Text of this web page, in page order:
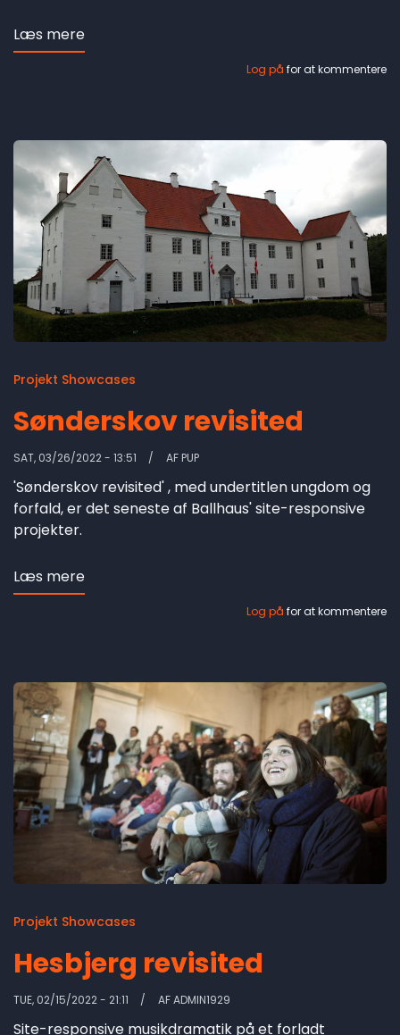
Læs mere
Log på for at kommentere
Projekt Showcases
Sønderskov revisited
SAT, 03/26/2022 - 13:51 AFPUP
'Sønderskov revisited' , med undertitlen ungdom og
forfald, er det seneste af Ballhaus' site-responsive
projekter.
Læs mere
Log på for at kommentere
Projekt Showcases
Hesbjerg revisited
TUE, 02/15/2022 - 21:11 AFADMIN1929
Site-responsive musikdramatik på et forladt